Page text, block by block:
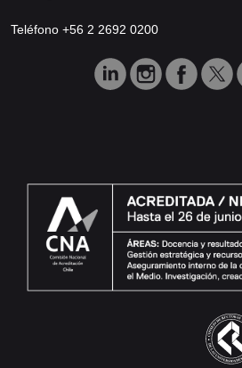
Teléfono +56 2 2692 0200